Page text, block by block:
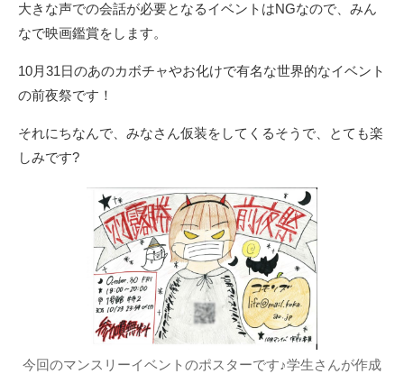
大きな声での会話が必要となるイベントはNGなので 、みん
なで映画鑑賞をします。
10月31日のあのカボチャやお化けで有名な世界的なイベント
の前夜祭です！
それにちなんで、みなさん仮装をしてくるそうで
とても楽
しみです?
今回のマンスリーイベントのポスターです♪学生さんが作成